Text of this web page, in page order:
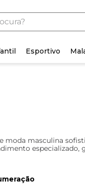
Esportivo
moda masculina